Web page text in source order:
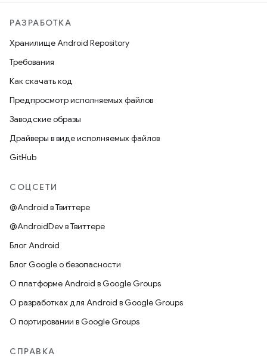
РАЗРАБОТКА
Хранилище Android Repository
Требования
Как скачать код
Предпросмотр исполняемых файлов
Заводские образы
Драйверы в виде исполняемых файлов
GitHub
СОЦСЕТИ
@Android в Твиттере
@AndroidDev в Твиттере
Блог Android
Блог Google о безопасности
О платформе Android в Google Groups
О разработках для Android в Google Groups
О портировании в Google Groups
СПРАВКА